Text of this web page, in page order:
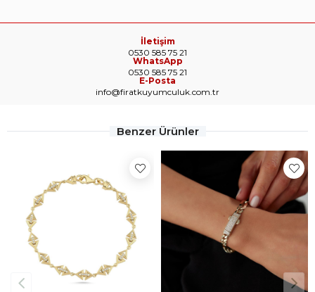
İletişim
0530 585 75 21
WhatsApp
0530 585 75 21
E-Posta
info@firatkuyumculuk.com.tr
Benzer Ürünler